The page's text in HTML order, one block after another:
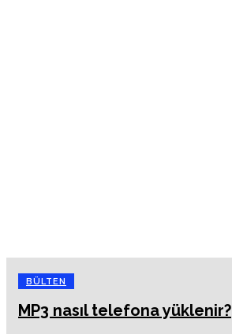
BÜLTEN
MP3 nasıl telefona yüklenir?